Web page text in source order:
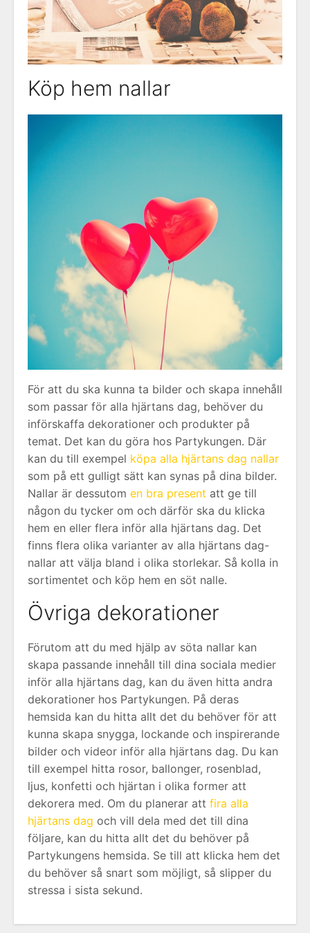
Köp hem nallar
För att du ska kunna ta bilder och skapa innehåll
som passar för alla hjärtans dag, behöver du
införskaffa dekorationer och produkter på
temat. Det kan du göra hos Partykungen. Där
kan du till exempel köpa alla hjärtans dag nallar
som på ett gulligt sätt kan synas på dina bilder.
Nallar är dessutom en bra present att ge till
någon du tycker om och därför ska du klicka
hem en eller flera inför alla hjärtans dag. Det
finns flera olika varianter av alla hjärtans dag-
nallar att välja bland i olika storlekar. Så kolla in
sortimentet och köp hem en söt nalle.
Övriga dekorationer
Förutom att du med hjälp av söta nallar kan
skapa passande innehåll till dina sociala medier
inför alla hjärtans dag, kan du även hitta andra
dekorationer hos Partykungen. På deras
hemsida kan du hitta allt det du behöver för att
kunna skapa snygga, lockande och inspirerande
bilder och videor inför alla hjärtans dag. Du kan
till exempel hitta rosor, ballonger, rosenblad,
ljus, konfetti och hjärtan i olika former att
dekorera med. Om du planerar att fira alla
hjärtans dag och vill dela med det till dina
följare, kan du hitta allt det du behöver på
Partykungens hemsida. Se till att klicka hem det
du behöver så snart som möjligt, så slipper du
stressa i sista sekund.